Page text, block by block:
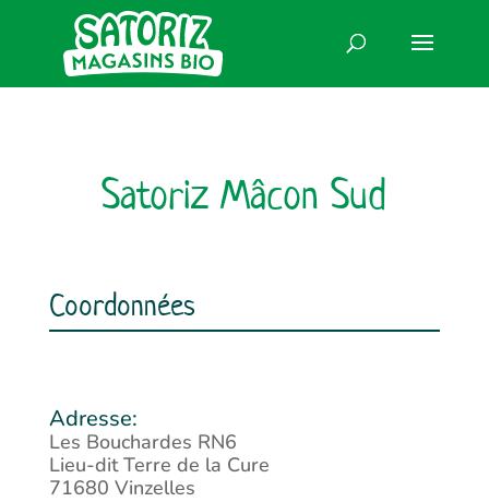
Satoriz Mâcon Sud
Coordonnées
Les Bouchardes RN6
Lieu-dit Terre de la Cure
71680 Vinzelles